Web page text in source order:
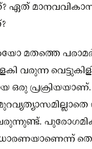
ഏത്
മതത്തെ
വരുന്ന
ഒരു